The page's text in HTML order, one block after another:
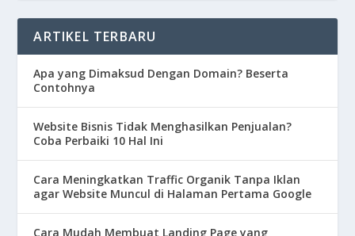
ARTIKEL TERBARU
Apa yang Dimaksud Dengan Domain? Beserta
Contohnya
Website Bisnis Tidak Menghasilkan Penjualan?
Coba Perbaiki 10 Hal Ini
Cara Meningkatkan Traffic Organik Tanpa Iklan
agar Website Muncul di Halaman Pertama Google
Cara Mudah Membuat Landing Page yang